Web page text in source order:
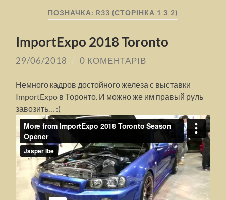
ПОЗНАЧКА: R33 (СТОРІНКА 1 З 2)
ImportExpo 2018 Toronto
29/06/2018 / 0 КОМЕНТАРІВ
Немного кадров достойного железа с выставки
ImportExpo в Торонто. И можно же им правый руль
завозить… :(